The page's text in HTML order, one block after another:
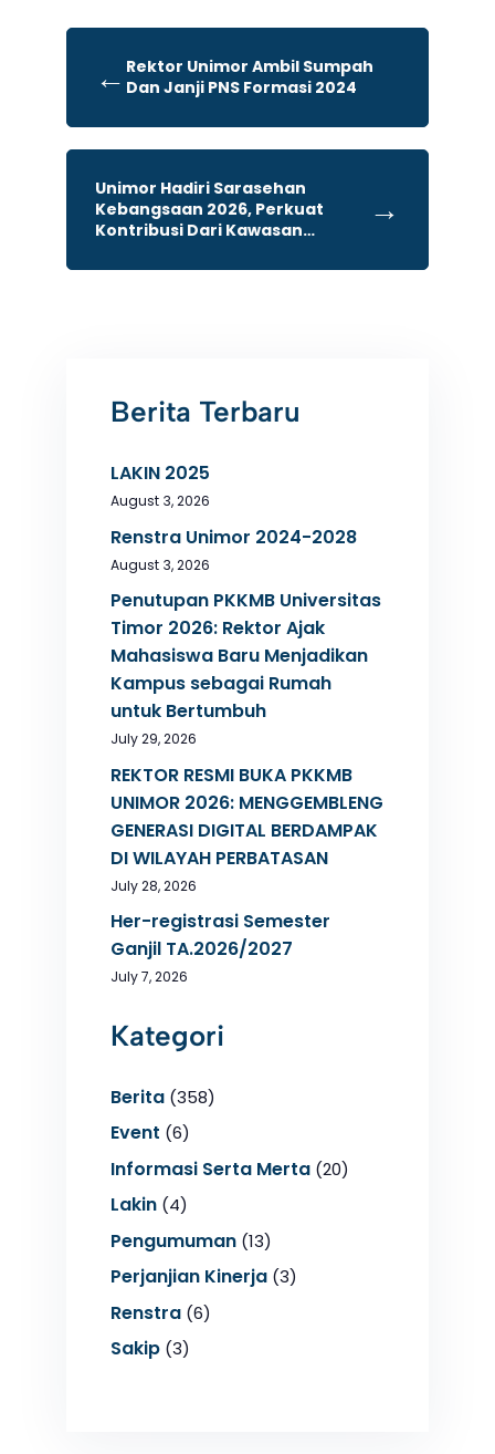
← Rektor Unimor Ambil Sumpah
Dan Janji PNS Formasi 2024
Unimor Hadiri Sarasehan
Kebangsaan 2026, Perkuat
Kontribusi Dari Kawasan
Maju
→
Berita Terbaru
LAKIN 2025
August 3, 2026
Renstra Unimor 2024-2028
August 3, 2026
Penutupan PKKMB Universitas
Timor 2026: Rektor Ajak
Mahasiswa Baru Menjadikan
Kampus sebagai Rumah
untuk Bertumbuh
July 29, 2026
REKTOR RESMI BUKA PKKMB
UNIMOR 2026: MENGGEMBLENG
GENERASI DIGITAL BERDAMPAK
DI WILAYAH PERBATASAN
July 28, 2026
Her-registrasi Semester
Ganjil TA.2026/2027
July 7, 2026
Kategori
Berita(358)
Event (6)
Informasi Serta Merta(20)
Lakin(4)
Pengumuman(13)
Perjanjian Kinerja(3)
Renstra(6)
Sakip(3)